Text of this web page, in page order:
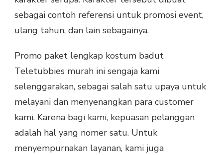
sebagai contoh referensi untuk promosi event,
ulang tahun, dan lain sebagainya.
Promo paket lengkap kostum badut
Teletubbies murah ini sengaja kami
selenggarakan, sebagai salah satu upaya untuk
melayani dan menyenangkan para customer
kami. Karena bagi kami, kepuasan pelanggan
adalah hal yang nomer satu. Untuk
menyempurnakan layanan, kami juga